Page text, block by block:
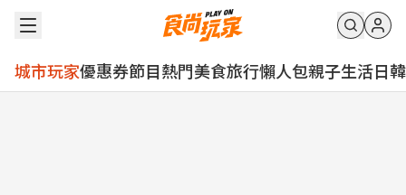
城市玩家優惠券節目熱門美食旅行懶人包親子生活日韓